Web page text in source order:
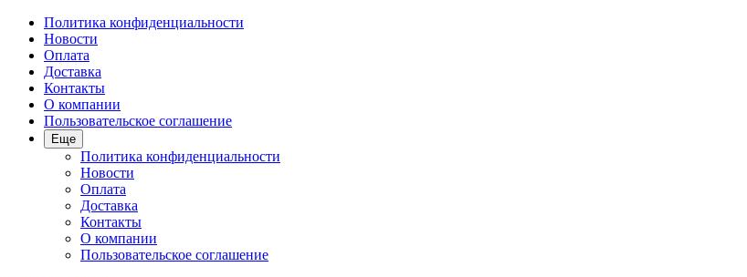
Политика конфиденциальности
Новости
Оплата
Доставка
Контакты
О компании
Пользовательское соглашение
Еще
Политика конфиденциальности
Новости
Оплата
Доставка
Контакты
О компании
Пользовательское соглашение